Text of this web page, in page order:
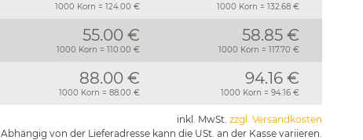
1000 Korn = 124.00 € 1000 Korn = 132.68 €
55.00 €
1000 Korn = 110.00 €
58.85 €
1000 Korn = 117.70 €
88.00 €
1000 Korn = 88.00 €
94.16 €
1000 Korn = 94.16 €
inkl. MwSt. zzgl. Versandkosten
Abhängig von der Lieferadresse kann die USt. an der Kasse variieren.